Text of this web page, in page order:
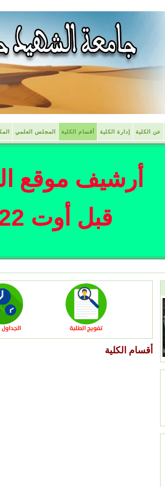
عن الكلية إدارة الكلية أقسام الكلية المجلس العلمي
أرشيف موقع
قبل أوت 2022
أقسام الكلية